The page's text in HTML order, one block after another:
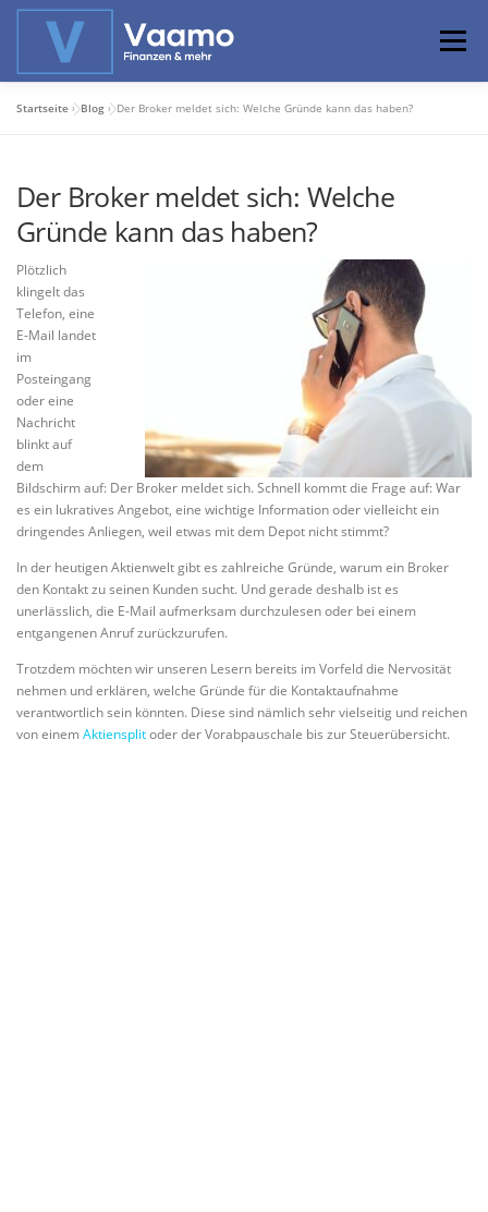
Zum
Menü
PROFIWISSEN ALTERSVORSORGE
PRIVATIER WERDEN
Startseite »Blog »Der Broker meldet sich: Welche Gründe kann das haben?
Der Broker meldet sich: Welche
Gründe kann das haben?
Plötzlich
klingelt das
Telefon, eine
E-Mail landet
im
Posteingang
oder eine
Nachricht
blinkt auf
dem
Bildschirm auf: Der Broker meldet sich. Schnell kommt die Frage auf: War
es ein lukratives Angebot, eine wichtige Information oder vielleicht ein
dringendes Anliegen, weil etwas mit dem Depot nicht stimmt?
In der heutigen Aktienwelt gibt es zahlreiche Gründe, warum ein Broker
den Kontakt zu seinen Kunden sucht. Und gerade deshalb ist es
unerlässlich, die E-Mail aufmerksam durchzulesen oder bei einem
entgangenen Anruf zurückzurufen.
Trotzdem möchten wir unseren Lesern bereits im Vorfeld die Nervosität
nehmen und erklären, welche Gründe für die Kontaktaufnahme
verantwortlich sein könnten. Diese sind nämlich sehr vielseitig und reichen
von einemAktiensplitoder der Vorabpauschale bis zur Steuerübersicht.